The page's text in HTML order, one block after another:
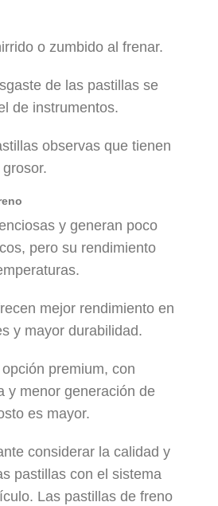
o zumbido al frenar.
de las pastillas se
de instrumentos.
observas que tienen
y generan poco
pero su rendimiento
mejor rendimiento en
y mayor durabilidad.
premium, con
y menor generación de
es mayor.
considerar la calidad y
pastillas con el sistema
Las pastillas de freno